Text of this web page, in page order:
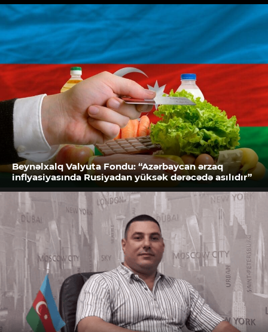
Beynəlxalq Valyuta Fondu: “Azərbaycan ərzaq
inflyasiyasında Rusiyadan yüksək dərəcədə asılıdır”